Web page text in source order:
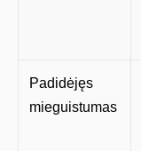
Padidėjęs
mieguistumas